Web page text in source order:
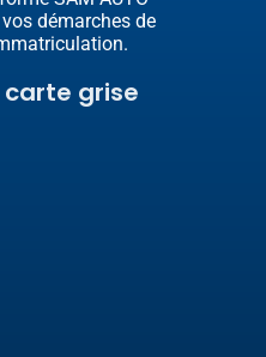
démarches de
grise